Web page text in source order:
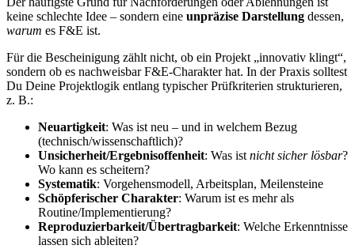
keine schlechte Idee – sondern eine unpräzise Darstellung dessen,
warum es F&E ist.
Für die Bescheinigung zählt nicht, ob ein Projekt „innovativ klingt“,
sondern ob es nachweisbar F&E-Charakter hat. In der Praxis solltest
Du Deine Projektlogik entlang typischer Prüfkriterien strukturieren,
z. B.:
Neuartigkeit: Was ist neu – und in welchem Bezug
(technisch/wissenschaftlich)?
Unsicherheit/Ergebnisoffenheit: Was istnicht sicher lösbar?
Wo kann es scheitern?
Systematik: Vorgehensmodell, Arbeitsplan, Meilensteine
Schöpferischer Charakter: Warum ist es mehr als
Routine/Implementierung?
Reproduzierbarkeit/Übertragbarkeit: Welche Erkenntnisse
lassen sich ableiten?